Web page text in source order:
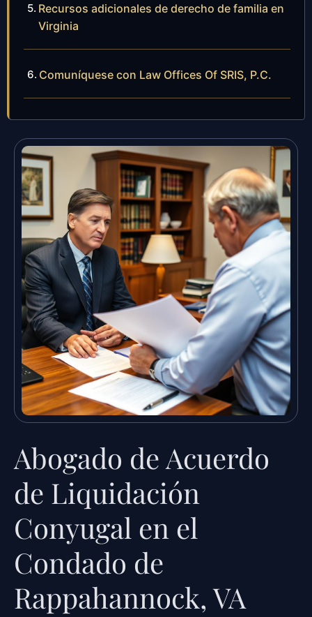
Recursos adicionales de derecho de familia en
Virginia
Comuníquese con Law Offices Of SRIS, P.C.
Abogado de Acuerdo
de Liquidación
Conyugal en el
Condado de
Rappahannock, VA